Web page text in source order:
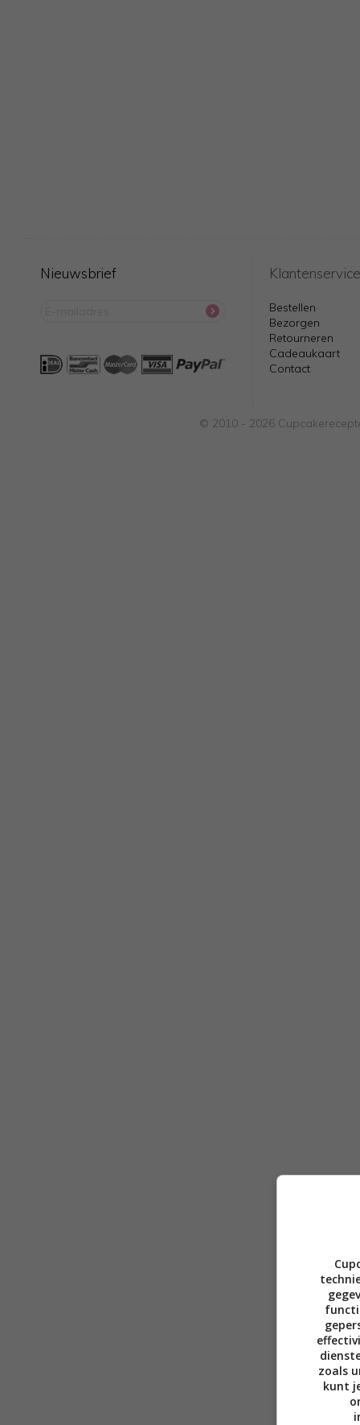
Nieuwsbrief Klantenservice
Bestellen
Bezorgen
Retourneren
Cadeaukaart
Contact
© 2010 - 2026
zoals
kunt